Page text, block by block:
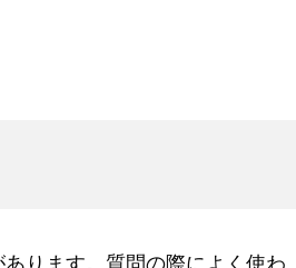
ります。質問の際によく使わ